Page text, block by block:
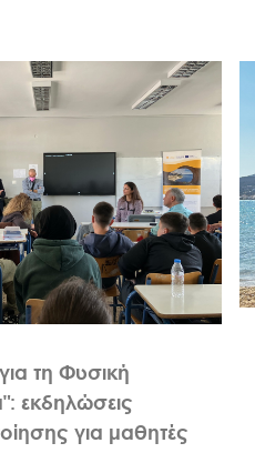
τη Φυσική
εκδηλώσεις
για μαθητές